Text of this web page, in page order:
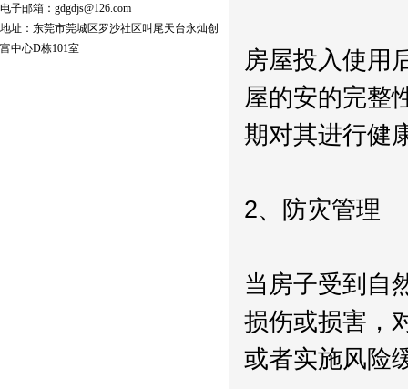
电子邮箱：gdgdjs@126.com
地址：东莞市莞城区罗沙社区叫尾天台永灿创
富中心D栋101室
房屋投入使用
屋的安的完整
期对其进行健
2、防灾管理
当房子受到自
损伤或损害，
或者实施风险